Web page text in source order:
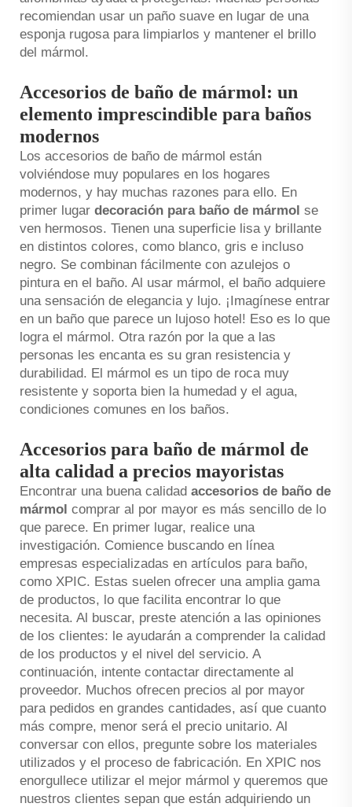
recomiendan usar un paño suave en lugar de una
esponja rugosa para limpiarlos y mantener el brillo
del mármol.
Accesorios de baño de mármol: un
elemento imprescindible para baños
modernos
Los accesorios de baño de mármol están
volviéndose muy populares en los hogares
modernos, y hay muchas razones para ello. En
primer lugar decoración para baño de mármol se
ven hermosos. Tienen una superficie lisa y brillante
en distintos colores, como blanco, gris e incluso
negro. Se combinan fácilmente con azulejos o
pintura en el baño. Al usar mármol, el baño adquiere
una sensación de elegancia y lujo. ¡Imagínese entrar
en un baño que parece un lujoso hotel! Eso es lo que
logra el mármol. Otra razón por la que a las
personas les encanta es su gran resistencia y
durabilidad. El mármol es un tipo de roca muy
resistente y soporta bien la humedad y el agua,
condiciones comunes en los baños.
Accesorios para baño de mármol de
alta calidad a precios mayoristas
Encontrar una buena calidad accesorios de baño de
mármol comprar al por mayor es más sencillo de lo
que parece. En primer lugar, realice una
investigación. Comience buscando en línea
empresas especializadas en artículos para baño,
como XPIC. Estas suelen ofrecer una amplia gama
de productos, lo que facilita encontrar lo que
necesita. Al buscar, preste atención a las opiniones
de los clientes: le ayudarán a comprender la calidad
de los productos y el nivel del servicio. A
continuación, intente contactar directamente al
proveedor. Muchos ofrecen precios al por mayor
para pedidos en grandes cantidades, así que cuanto
más compre, menor será el precio unitario. Al
conversar con ellos, pregunte sobre los materiales
utilizados y el proceso de fabricación. En XPIC nos
enorgullece utilizar el mejor mármol y queremos que
nuestros clientes sepan que están adquiriendo un